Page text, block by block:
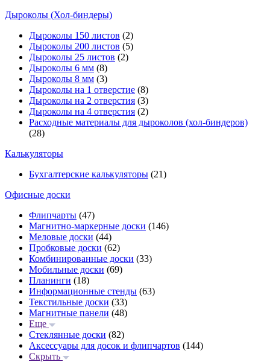
Дыроколы (Хол-биндеры)
Дыроколы 150 листов (2)
Дыроколы 200 листов (5)
Дыроколы 25 листов (2)
Дыроколы 6 мм (8)
Дыроколы 8 мм (3)
Дыроколы на 1 отверстие (8)
Дыроколы на 2 отверстия (3)
Дыроколы на 4 отверстия (2)
Расходные материалы для дыроколов (хол-биндеров)
(28)
Калькуляторы
Бухгалтерские калькуляторы (21)
Офисные доски
Флипчарты (47)
Магнитно-маркерные доски (146)
Меловые доски (44)
Пробковые доски (62)
Комбинированные доски (33)
Мобильные доски (69)
Планинги (18)
Информационные стенды (63)
Текстильные доски (33)
Магнитные панели (48)
Еще
Стеклянные доски (82)
Аксессуары для досок и флипчартов (144)
Скрыть